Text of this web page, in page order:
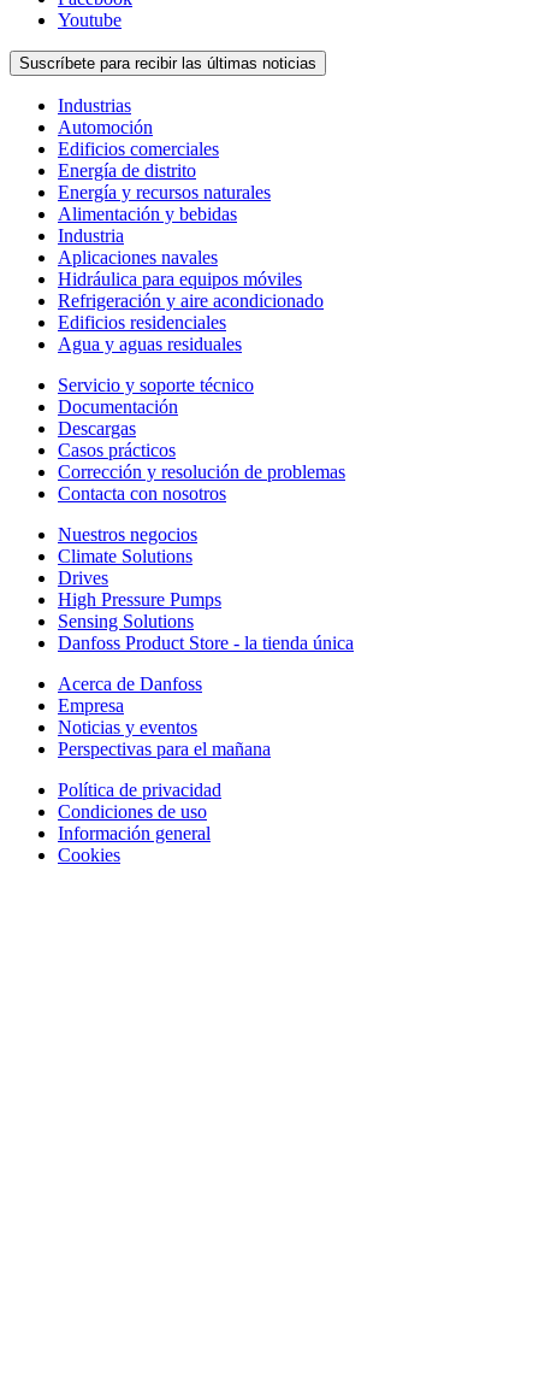
Youtube
Suscríbete para recibir las últimas noticias
Industrias
Automoción
Edificios comerciales
Energía de distrito
Energía y recursos naturales
Alimentación y bebidas
Industria
Aplicaciones navales
Hidráulica para equipos móviles
Refrigeración y aire acondicionado
Edificios residenciales
Agua y aguas residuales
Servicio y soporte técnico
Documentación
Descargas
Casos prácticos
Corrección y resolución de problemas
Contacta con nosotros
Nuestros negocios
Climate Solutions
Drives
High Pressure Pumps
Sensing Solutions
Danfoss Product Store - la tienda única
Acerca de Danfoss
Empresa
Noticias y eventos
Perspectivas para el mañana
Política de privacidad
Condiciones de uso
Información general
Cookies